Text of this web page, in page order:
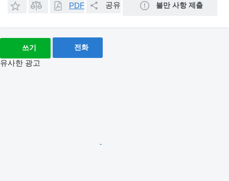
PDF 공유 불만 사항 제출
쓰기 전화
유사한 광고